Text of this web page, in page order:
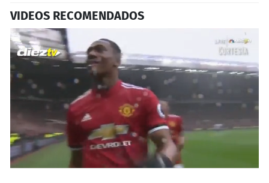
VIDEOS RECOMENDADOS